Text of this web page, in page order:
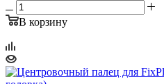
В корзину